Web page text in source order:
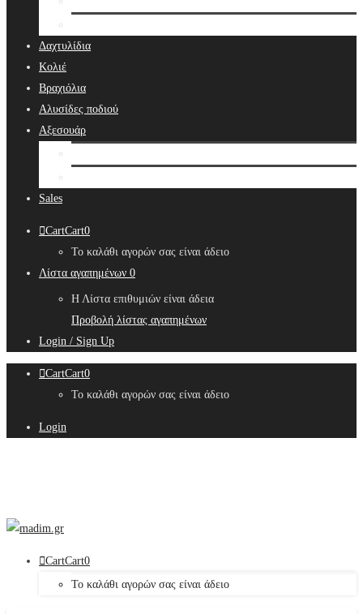
Δαχτυλίδια
Κολιέ
Βραχιόλια
Αλυσίδες ποδιού
Αξεσουάρ
Sales
CartCart0
Το καλάθι αγορών σας είναι άδειο
Λίστα αγαπημένων 0
Η Λίστα επιθυμιών είναι άδεια
Προβολή λίστας αγαπημένων
Login / Sign Up
CartCart0
Το καλάθι αγορών σας είναι άδειο
Login
CartCart0
Το καλάθι αγορών σας είναι άδειο